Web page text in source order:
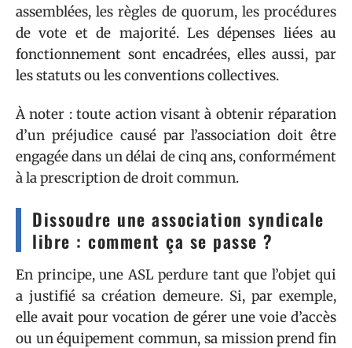
assemblées, les règles de quorum, les procédures
de vote et de majorité. Les dépenses liées au
fonctionnement sont encadrées, elles aussi, par
les statuts ou les conventions collectives.
À noter : toute action visant à obtenir réparation
d’un préjudice causé par l’association doit être
engagée dans un délai de cinq ans, conformément
à la prescription de droit commun.
Dissoudre une association syndicale
libre : comment ça se passe ?
En principe, une ASL perdure tant que l’objet qui
a justifié sa création demeure. Si, par exemple,
elle avait pour vocation de gérer une voie d’accès
ou un équipement commun, sa mission prend fin